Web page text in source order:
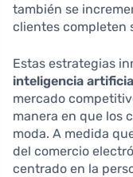
también se
clientes completen
Estas estrategias
inteligencia
mercado
manera en que los
moda. A medida
del comercio
centrado en la